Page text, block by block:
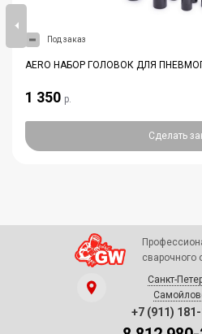
Под заказ
AERO НАБОР ГОЛОВОК ДЛЯ
1 350 р.
Сделать
сварочного
Санкт-
+7 (911)